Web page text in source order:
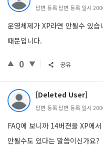
답변 등록 답변 등록 일시
운영체제가 XP라면 안될수 있
때문입니다.
0 공유
[Deleted User]
답변 등록 답변 등록 일시
FAQ에 보니까 14버젼을 XP에
안될수도 있다는 말씀이신가요?